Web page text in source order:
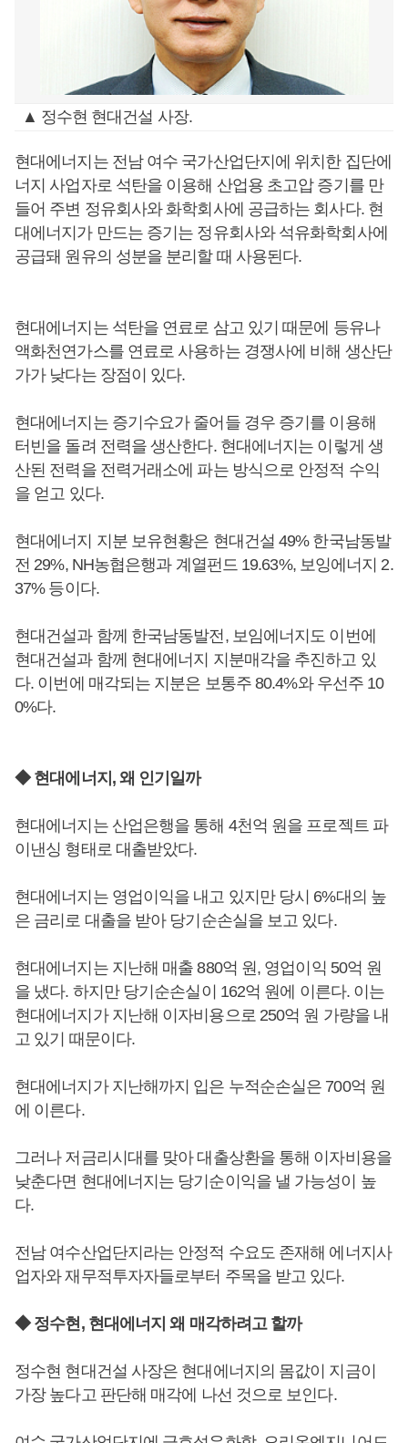
▲ 정수현 현대건설 사장.
현대에너지는 전남 여수 국가산업단지에 위치한 집단에
너지 사업자로 석탄을 이용해 산업용 초고압 증기를 만
들어 주변 정유회사와 화학회사에 공급하는 회사다. 현
대에너지가 만드는 증기는 정유회사와 석유화학회사에
공급돼 원유의 성분을 분리할 때 사용된다.
현대에너지는 석탄을 연료로 삼고 있기 때문에 등유나
액화천연가스를 연료로 사용하는 경쟁사에 비해 생산단
가가 낮다는 장점이 있다.
현대에너지는 증기수요가 줄어들 경우 증기를 이용해
터빈을 돌려 전력을 생산한다. 현대에너지는 이렇게 생
산된 전력을 전력거래소에 파는 방식으로 안정적 수익
을 얻고 있다.
현대에너지 지분 보유현황은 현대건설 49% 한국남동발
전 29%, NH농협은행과 계열펀드 19.63%, 보잉에너지 2.
37% 등이다.
현대건설과 함께 한국남동발전, 보임에너지도 이번에
현대건설과 함께 현대에너지 지분매각을 추진하고 있
다. 이번에 매각되는 지분은 보통주 80.4%와 우선주 10
0%다.
◆ 현대에너지, 왜 인기일까
현대에너지는 산업은행을 통해 4천억 원을 프로젝트 파
이낸싱 형태로 대출받았다.
현대에너지는 영업이익을 내고 있지만 당시 6%대의 높
은 금리로 대출을 받아 당기순손실을 보고 있다.
현대에너지는 지난해 매출 880억 원, 영업이익 50억 원
을 냈다. 하지만 당기순손실이 162억 원에 이른다. 이는
현대에너지가 지난해 이자비용으로 250억 원 가량을 내
고 있기 때문이다.
현대에너지가 지난해까지 입은 누적순손실은 700억 원
에 이른다.
그러나 저금리시대를 맞아 대출상환을 통해 이자비용을
낮춘다면 현대에너지는 당기순이익을 낼 가능성이 높
다.
전남 여수산업단지라는 안정적 수요도 존재해 에너지사
업자와 재무적투자자들로부터 주목을 받고 있다.
◆ 정수현, 현대에너지 왜 매각하려고 할까
정수현 현대건설 사장은 현대에너지의 몸값이 지금이
가장 높다고 판단해 매각에 나선 것으로 보인다.